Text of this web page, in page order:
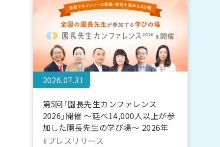
2026.07.31
第5回「園長先生カンファレンス
2026」開催 ～延べ14,000人以上が参
加した園長先生の学び場～ 2026年
10月20日～22日＠オンライン｜コド
#プレスリリース